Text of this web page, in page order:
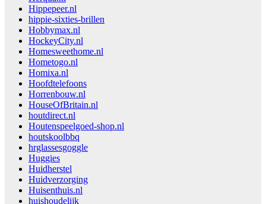
Hippepeer.nl
hippie-sixties-brillen
Hobbymax.nl
HockeyCity.nl
Homesweethome.nl
Hometogo.nl
Homixa.nl
Hoofdtelefoons
Horrenbouw.nl
HouseOfBritain.nl
houtdirect.nl
Houtenspeelgoed-shop.nl
houtskoolbbq
hrglassesgoggle
Huggies
Huidherstel
Huidverzorging
Huisenthuis.nl
huishoudelijk